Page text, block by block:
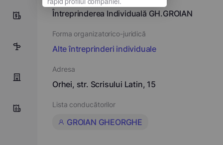
0
10
Întreprinderea Individuală GH.GROIAN
Forma organizatorico-juridică
Alte întreprinderi individuale
Adresa
Orhei, str. Scrisului Latin, 15
Lista conducătorilor
GROIAN GHEORGHE